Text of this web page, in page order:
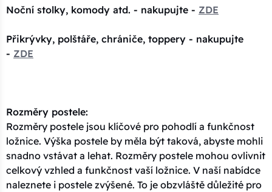
Noční stolky, komody atd. - nakupujte - ZDE
Přikrývky, polštáře, chrániče, toppery - nakupujte
- ZDE
Rozměry postele:
Rozměry postele jsou klíčové pro pohodlí a funkčnost
ložnice. Výška postele by měla být taková, abyste mohli
snadno vstávat a lehat. Rozměry postele mohou ovlivnit
celkový vzhled a funkčnost vaší ložnice. V naší nabídce
naleznete i postele zvýšené. To je obzvláště důležité pro